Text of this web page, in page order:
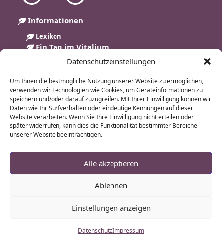
Datenschutzeinstellungen
Um Ihnen die bestmögliche Nutzung unserer Website zu ermöglichen,
verwenden wir Technologien wie Cookies, um Geräteinformationen zu
speichern und/oder darauf zuzugreifen. Mit Ihrer Einwilligung können wir
Daten wie Ihr Surfverhalten oder eindeutige Kennungen auf dieser
Website verarbeiten. Wenn Sie Ihre Einwilligung nicht erteilen oder
später widerrufen, kann dies die Funktionalität bestimmter Bereiche
unserer Website beeinträchtigen.
Alle akzeptieren
Ablehnen
Einstellungen anzeigen
DatenschutzImpressum
Informationen
Lexikon
Ein Tag im Vitalium
Service
Arztpraxis Preisliste
Preisliste 2026 Kneipp
Preisliste 2026 Therapie
Interessantes
Kururlaub
Kururlaub im Harz
Basenfasten-Hotel